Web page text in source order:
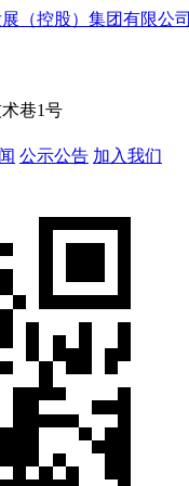
（控股）集团有限公司
巷1号
公示公告 加入我们